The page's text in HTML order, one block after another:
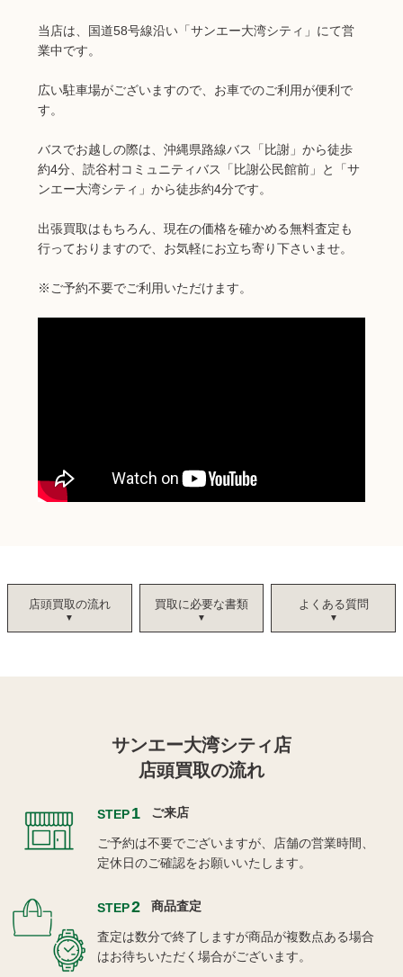
当店は、国道58号線沿い「サンエー大湾シティ」にて営
業中です。
広い駐車場がございますので、お車でのご利用が便利で
す。
バスでお越しの際は、沖縄県路線バス「比謝」から徒歩
約4分、読谷村コミュニティバス「比謝公民館前」と「サ
ンエー大湾シティ」から徒歩約4分です。
出張買取はもちろん、現在の価格を確かめる無料査定も
行っておりますので、お気軽にお立ち寄り下さいませ。
※ご予約不要でご利用いただけます。
店頭買取の流れ 買取に必要な書類 よくある質問
サンエー大湾シティ店
店頭買取の流れ
STEP1 ご来店
ご予約は不要でございますが、店舗の営業時間、
定休日のご確認をお願いいたします。
STEP2 商品査定
査定は数分で終了しますが商品が複数点ある場合
はお待ちいただく場合がございます。